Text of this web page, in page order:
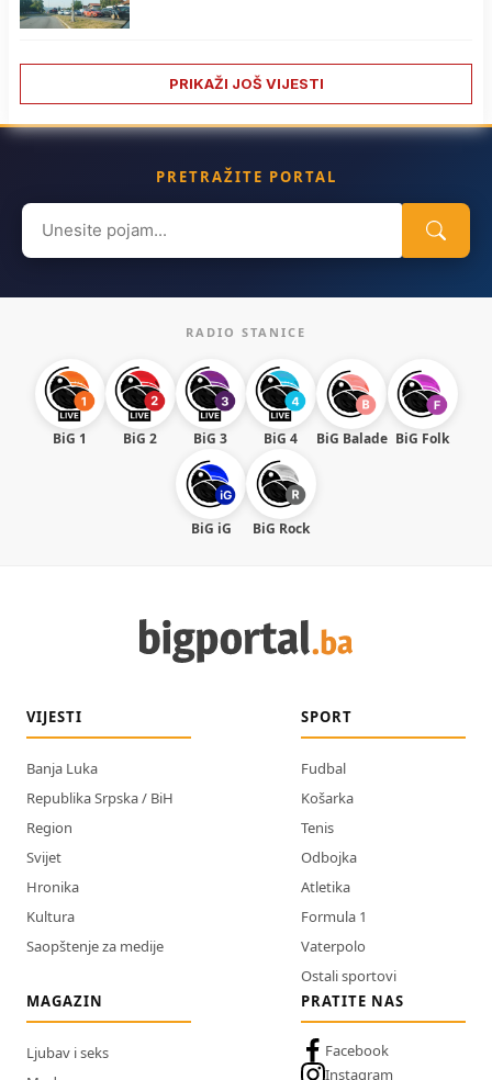
PRIKAŽI JOŠ VIJESTI
PRETRAŽITE PORTAL
Search
for:
RADIO STANICE
BiG 1 BiG 2 BiG 3 BiG 4 BiG Balade BiG Folk
BiG iG BiG Rock
VIJESTI
Banja Luka
Republika Srpska / BiH
Region
Svijet
Hronika
Kultura
Saopštenje za medije
SPORT
Fudbal
Košarka
Tenis
Odbojka
Atletika
Formula 1
Vaterpolo
Ostali sportovi
MAGAZIN
Ljubav i seks
PRATITE NAS
Facebook
Instagram